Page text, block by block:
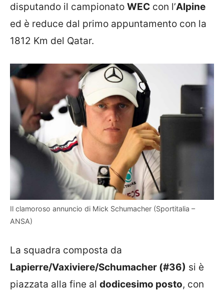
disputando il campionato WEC con l’Alpine
ed è reduce dal primo appuntamento con la
1812 Km del Qatar.
Il clamoroso annuncio di Mick Schumacher (Sportitalia –
ANSA)
La squadra composta da
Lapierre/Vaxiviere/Schumacher (#36) si è
piazzata alla fine al dodicesimo posto, con